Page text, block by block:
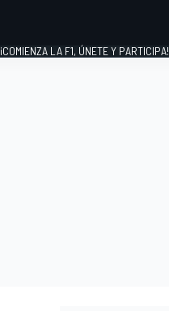
¡COMIENZA LA F1, ÚNETE Y PARTICIPA!